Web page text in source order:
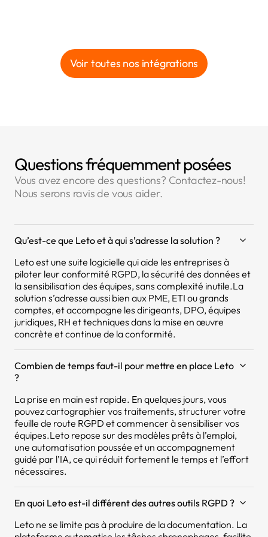
Voir toutes nos intégrations
Questions fréquemment posées
Vous avez encore des questions? Contactez-nous!
Nous serons ravis de vous aider.
Qu’est-ce que Leto et à qui s’adresse la solution ?
Leto est une suite logicielle qui aide les entreprises à
piloter leur conformité RGPD, la sécurité des données et
la sensibilisation des équipes, sans complexité inutile.La
solution s’adresse aussi bien aux PME, ETI ou grands
comptes, et accompagne les dirigeants, DPO, équipes
juridiques, RH et techniques dans la mise en œuvre
concrète et continue de la conformité.
Combien de temps faut-il pour mettre en place Leto
?
La prise en main est rapide. En quelques jours, vous
pouvez cartographier vos traitements, structurer votre
feuille de route RGPD et commencer à sensibiliser vos
équipes.Leto repose sur des modèles prêts à l’emploi,
une automatisation poussée et un accompagnement
guidé par l’IA, ce qui réduit fortement le temps et l’effort
nécessaires.
En quoi Leto est-il différent des autres outils RGPD ?
Leto ne se limite pas à produire de la documentation. La